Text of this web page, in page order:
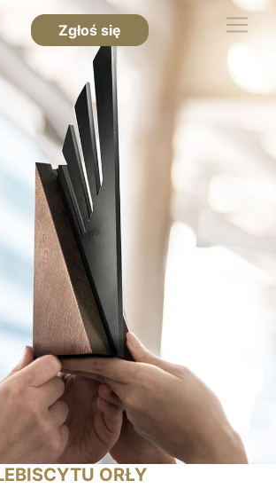
Zgłoś się
ORŁY